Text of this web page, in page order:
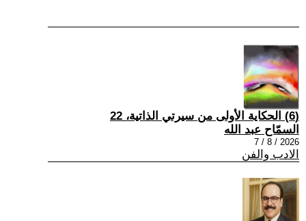
(6) الحكاية الأولى من سيرتي الذاتية، 22
السمّاح عبد الله
2026 / 8 / 7
الادب والفن